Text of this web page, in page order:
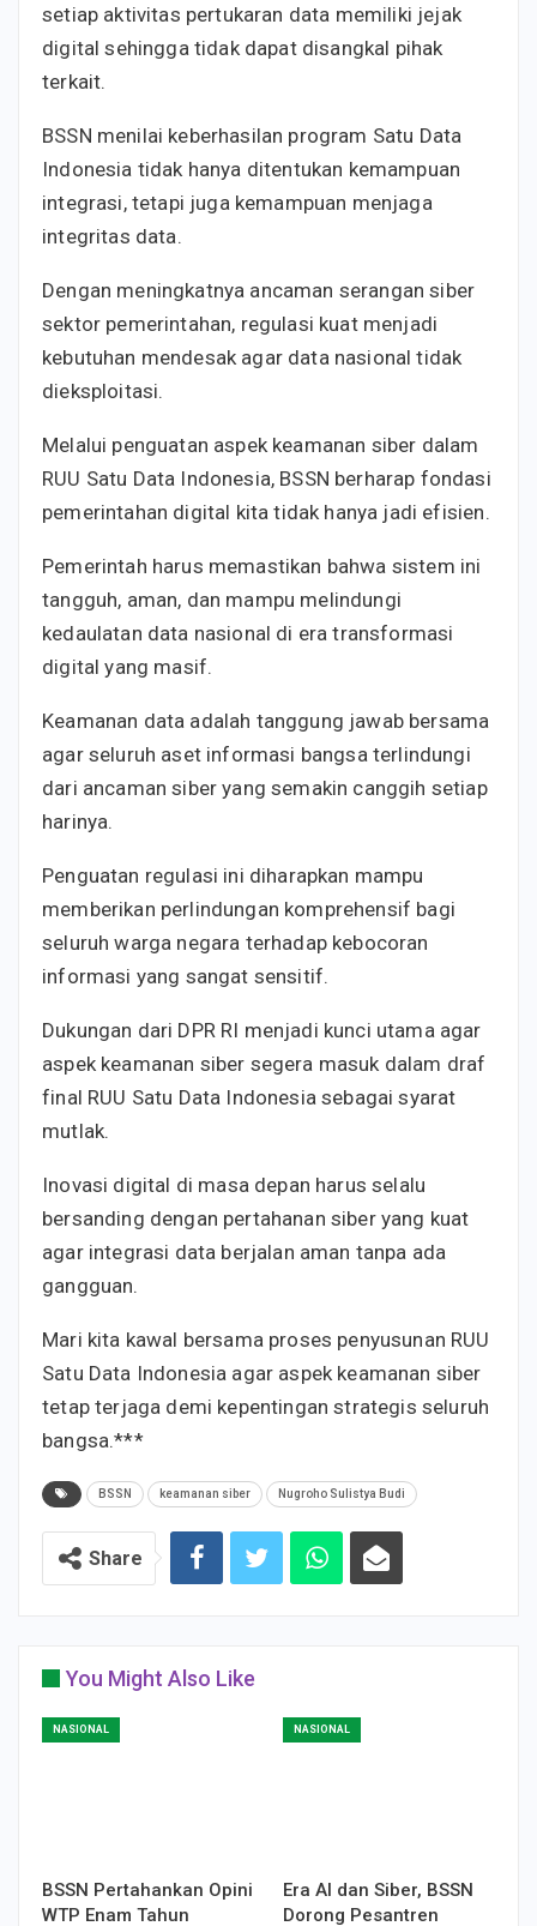
setiap aktivitas pertukaran data memiliki jejak
digital sehingga tidak dapat disangkal pihak
terkait.
BSSN menilai keberhasilan program Satu Data
Indonesia tidak hanya ditentukan kemampuan
integrasi, tetapi juga kemampuan menjaga
integritas data.
Dengan meningkatnya ancaman serangan siber
sektor pemerintahan, regulasi kuat menjadi
kebutuhan mendesak agar data nasional tidak
dieksploitasi.
Melalui penguatan aspek keamanan siber dalam
RUU Satu Data Indonesia, BSSN berharap fondasi
pemerintahan digital kita tidak hanya jadi efisien.
Pemerintah harus memastikan bahwa sistem ini
tangguh, aman, dan mampu melindungi
kedaulatan data nasional di era transformasi
digital yang masif.
Keamanan data adalah tanggung jawab bersama
agar seluruh aset informasi bangsa terlindungi
dari ancaman siber yang semakin canggih setiap
harinya.
Penguatan regulasi ini diharapkan mampu
memberikan perlindungan komprehensif bagi
seluruh warga negara terhadap kebocoran
informasi yang sangat sensitif.
Dukungan dari DPR RI menjadi kunci utama agar
aspek keamanan siber segera masuk dalam draf
final RUU Satu Data Indonesia sebagai syarat
mutlak.
Inovasi digital di masa depan harus selalu
bersanding dengan pertahanan siber yang kuat
agar integrasi data berjalan aman tanpa ada
gangguan.
Mari kita kawal bersama proses penyusunan RUU
Satu Data Indonesia agar aspek keamanan siber
tetap terjaga demi kepentingan strategis seluruh
bangsa.***
BSSN keamanan siber Nugroho Sulistya Budi
Share
You Might Also Like
NASIONAL
BSSN Pertahankan Opini
WTP Enam Tahun
NASIONAL
Era AI dan Siber, BSSN
Dorong Pesantren